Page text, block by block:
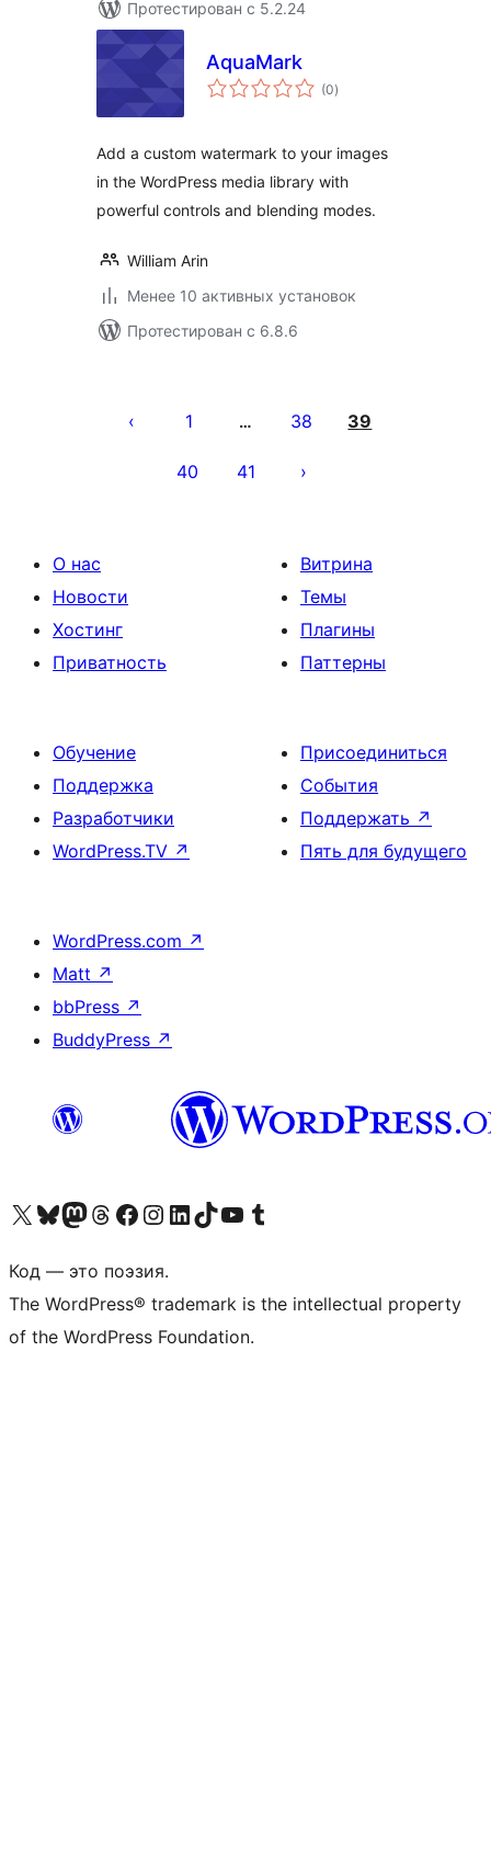
Протестирован с 5.2.24
AquaMark
(0общий
рейтинг
)
Add a custom watermark to your images
in the WordPress media library with
powerful controls and blending modes.
William Arin
Менее 10 активных установок
Протестирован с 6.8.6
записей
1 … 38 39
40 41
О нас
Новости
Хостинг
Приватность
Витрина
Темы
Плагины
Паттерны
Обучение
Поддержка
Разработчики
WordPress.TV ↗
Присоединиться
События
Поддержать ↗
Пять для будущего
WordPress.com ↗
Matt ↗
bbPress ↗
BuddyPress ↗
Посетите нас в X (ранее Twitter)
Посетите нашу учётную запись в Bluesky
Посетите нашу ленту в Mastodon
Посетите нашу учётную запись в Threads
Посетите нашу страницу на Facebook
Посетите наш Instagram
Посетите нашу страницу в LinkedIn
Посетите нашу учётную запись в TikTok
Посетите наш канал YouTube
Посетите нашу учётную запись в Tumblr
Код — это поэзия.
The WordPress® trademark is the intellectual property
of the WordPress Foundation.